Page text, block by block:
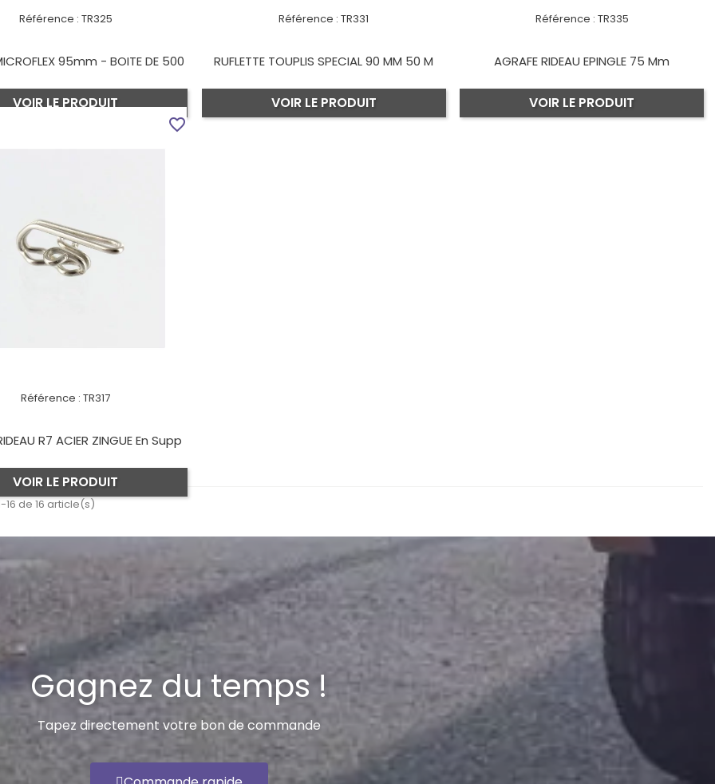
Référence : TR325
95mm - BOITE DE 500
VOIR LE PRODUIT
Référence : TR331
RUFLETTE TOUPLIS SPECIAL 90 MM 50 M
VOIR LE PRODUIT
Référence : TR335
AGRAFE RIDEAU EPINGLE 75 Mm
VOIR LE PRODUIT
Référence : TR317
R7 ACIER ZINGUE En Supp
VOIR LE PRODUIT
favorite_border
16 de 16 article(s)
Gagnez du temps !
Tapez directement votre bon de commande